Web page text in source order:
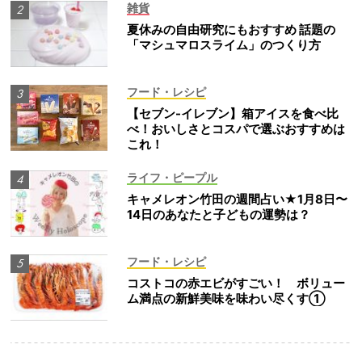
雑貨
夏休みの自由研究にもおすすめ 話題の
「マシュマロスライム」のつくり方
フード・レシピ
【セブン-イレブン】箱アイスを食べ比
べ！おいしさとコスパで選ぶおすすめは
これ！
ライフ・ピープル
キャメレオン竹田の週間占い★1月8日〜
14日のあなたと子どもの運勢は？
フード・レシピ
コストコの赤エビがすごい！ ボリュー
ム満点の新鮮美味を味わい尽くす①